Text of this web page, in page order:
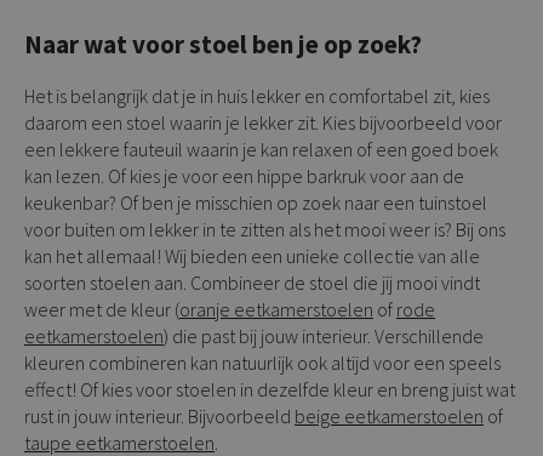
Naar wat voor stoel ben je op zoek?
Het is belangrijk dat je in huis lekker en comfortabel zit, kies
daarom een stoel waarin je lekker zit. Kies bijvoorbeeld voor
een lekkere fauteuil waarin je kan relaxen of een goed boek
kan lezen. Of kies je voor een hippe barkruk voor aan de
keukenbar? Of ben je misschien op zoek naar een tuinstoel
voor buiten om lekker in te zitten als het mooi weer is? Bij ons
kan het allemaal! Wij bieden een unieke collectie van alle
soorten stoelen aan. Combineer de stoel die jij mooi vindt
weer met de kleur (oranje eetkamerstoelen of rode
eetkamerstoelen) die past bij jouw interieur. Verschillende
kleuren combineren kan natuurlijk ook altijd voor een speels
effect! Of kies voor stoelen in dezelfde kleur en breng juist wat
rust in jouw interieur. Bijvoorbeeld beige eetkamerstoelen of
taupe eetkamerstoelen.